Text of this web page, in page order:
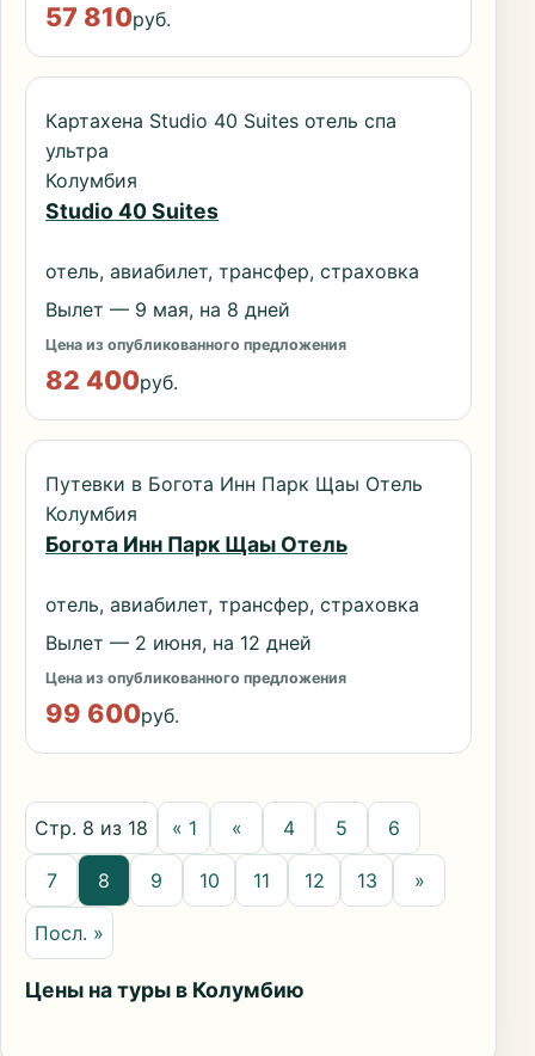
57 810руб.
Картахена Studio 40 Suites отель спа
ультра
Колумбия
Studio 40 Suites
отель, авиабилет, трансфер, страховка
Вылет — 9 мая, на 8 дней
Цена из опубликованного предложения
82 400руб.
Путевки в Богота Инн Парк Щаы Отель
Колумбия
Богота Инн Парк Щаы Отель
отель, авиабилет, трансфер, страховка
Вылет — 2 июня, на 12 дней
Цена из опубликованного предложения
99 600руб.
Стр. 8 из 18 « 1 « 4 5 6
7 8 9 10 11 12 13 »
Посл. »
Цены на туры в Колумбию